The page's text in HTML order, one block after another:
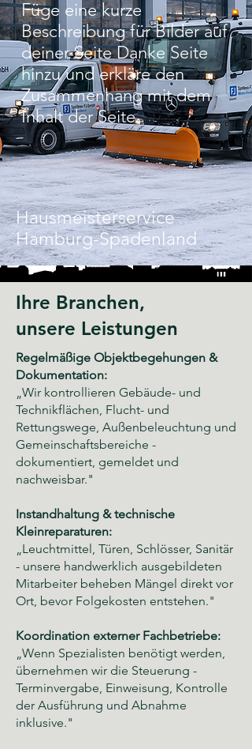
Füge eine kurze
Beschreibung für Bilder auf
deiner Seite Danke Seite
hinzu und erkläre den
Zusammenhang mit dem
Inhalt der Seite.
Hausmeisterservice
Hamburg-Spadenland
Ihre Branchen,
unsere Leistungen
Regelmäßige Objektbegehungen &
Dokumentation:
„Wir kontrollieren Gebäude- und
Technikflächen, Flucht- und
Rettungswege, Außenbeleuchtung und
Gemeinschaftsbereiche -
dokumentiert, gemeldet und
nachweisbar."
Instandhaltung & technische
Kleinreparaturen:
„Leuchtmittel, Türen, Schlösser, Sanitär
- unsere handwerklich ausgebildeten
Mitarbeiter beheben Mängel direkt vor
Ort, bevor Folgekosten entstehen."
Koordination externer Fachbetriebe:
„Wenn Spezialisten benötigt werden,
übernehmen wir die Steuerung -
Terminvergabe, Einweisung, Kontrolle
der Ausführung und Abnahme
inklusive."